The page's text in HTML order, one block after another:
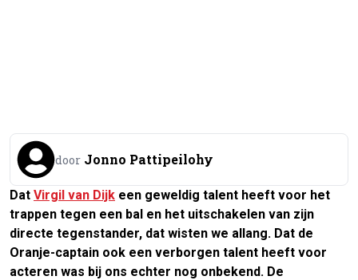
door Jonno Pattipeilohy
Dat Virgil van Dijk een geweldig talent heeft voor het
trappen tegen een bal en het uitschakelen van zijn
directe tegenstander, dat wisten we allang. Dat de
Oranje-captain ook een verborgen talent heeft voor
acteren was bij ons echter nog onbekend. De